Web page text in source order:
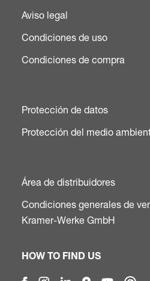
Aviso legal
Condiciones de uso
Condiciones de compra
Protección de datos
Protección del medio
Área de distribuidores
Condiciones generales de
Kramer-Werke GmbH
HOW TO FIND US